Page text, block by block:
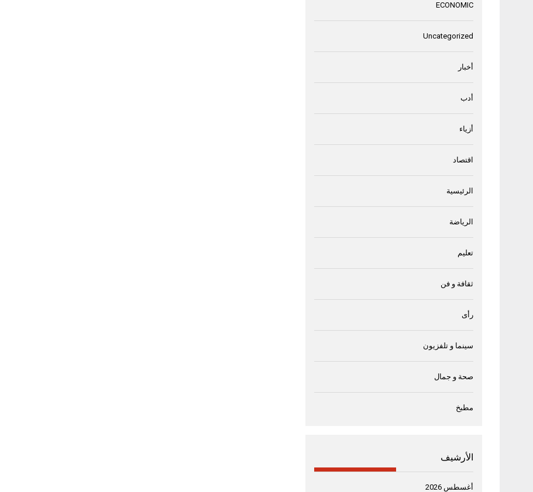
ECONOMIC
Uncategorized
أخبار
أدب
أزياء
اقتصاد
الرئيسية
الرياضة
تعليم
ثقافة و فن
رأى
سينما و تلفزيون
صحة و جمال
مطبخ
الأرشيف
أغسطس 2026